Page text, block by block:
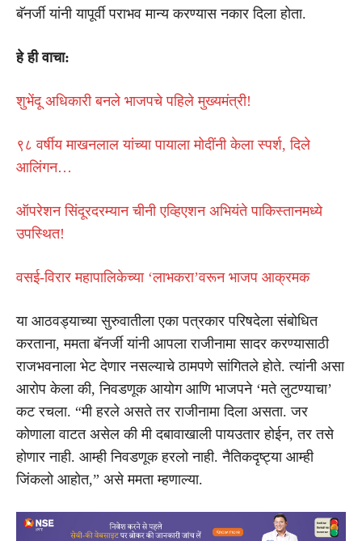
बॅनर्जी यांनी यापूर्वी पराभव मान्य करण्यास नकार दिला होता.
हे ही वाचा:
शुभेंदू अधिकारी बनले भाजपचे पहिले मुख्यमंत्री!
९८ वर्षीय माखनलाल यांच्या पायाला मोदींनी केला स्पर्श, दिले
आलिंगन…
ऑपरेशन सिंदूरदरम्यान चीनी एव्हिएशन अभियंते पाकिस्तानमध्ये
उपस्थित!
वसई-विरार महापालिकेच्या ‘लाभकरा’वरून भाजप आक्रमक
या आठवड्याच्या सुरुवातीला एका पत्रकार परिषदेला संबोधित
करताना, ममता बॅनर्जी यांनी आपला राजीनामा सादर करण्यासाठी
राजभवनाला भेट देणार नसल्याचे ठामपणे सांगितले होते. त्यांनी असा
आरोप केला की, निवडणूक आयोग आणि भाजपने ‘मते लुटण्याचा’
कट रचला. “मी हरले असते तर राजीनामा दिला असता. जर
कोणाला वाटत असेल की मी दबावाखाली पायउतार होईन, तर तसे
होणार नाही. आम्ही निवडणूक हरलो नाही. नैतिकदृष्ट्या आम्ही
जिंकलो आहोत,” असे ममता म्हणाल्या.